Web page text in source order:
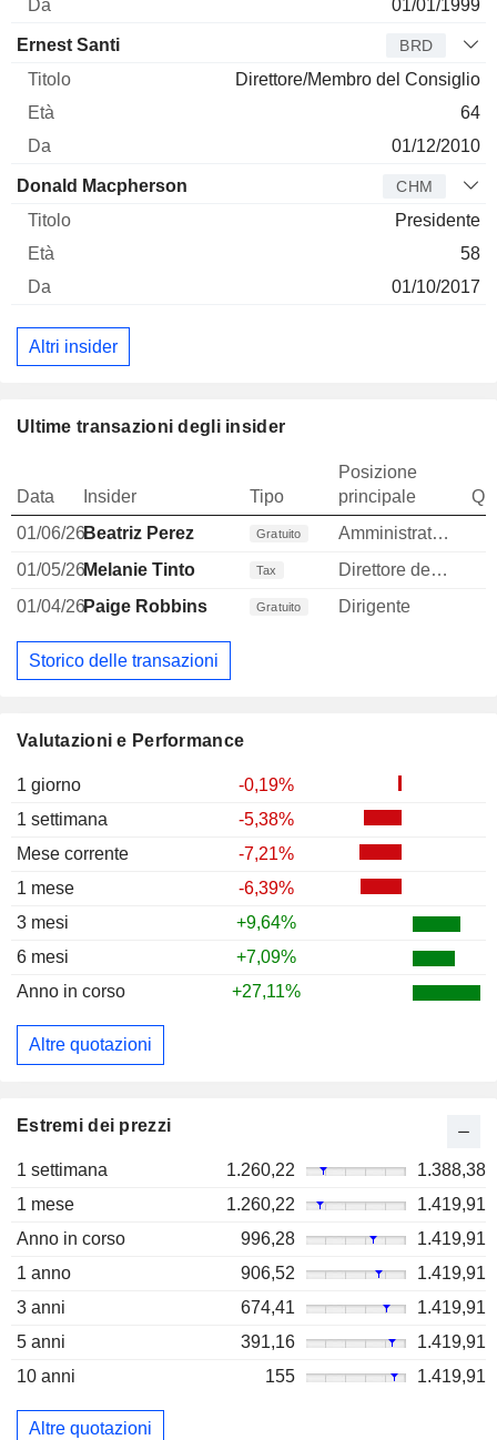
Valutazioni e Performance
1 giorno
-0,19%
1 settimana
-5,38%
Mese corrente
-7,21%
1 mese
-6,39%
3 mesi
+9,64%
6 mesi
+7,09%
Anno in corso
+27,11%
Altre quotazioni
Estremi dei prezzi
1 settimana 1.260,22
1.388,38
1 mese
1.260,22
1.419,91
Anno in corso
996,28
1.419,91
1 anno
906,52
1.419,91
3 anni
674,41
1.419,91
5 anni
391,16
1.419,91
10 anni
155 1.419,91
Altre quotazioni
01/01/1999
Ernest Santi BRD
Direttore/Membro del Consiglio
64
01/12/2010
Donald Macpherson CHM
Presidente
58
01/10/2017
Altri insider
Ultime transazioni degli insider
Data Insider Tipo
Posizione
principale
01/06/26Beatriz Perez Gratuito
Amministratore
01/05/26Melanie Tinto Tax
Direttore delle risorse umane
01/04/26Paige Robbins Gratuito Dirigente
Storico delle transazioni